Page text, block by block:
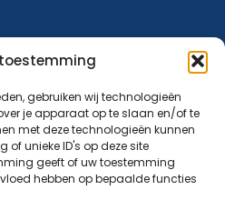
gebruiken wij technologieën
je apparaat op te slaan en/of te
met deze technologieën kunnen
unieke ID's op deze site
geeft of uw toestemming
hebben op bepaalde functies